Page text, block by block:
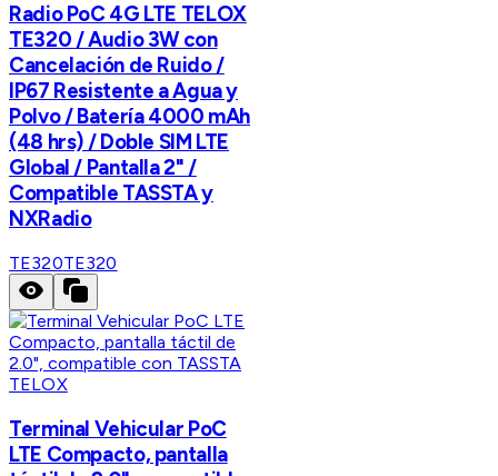
Radio PoC 4G LTE TELOX
TE320 / Audio 3W con
Cancelación de Ruido /
IP67 Resistente a Agua y
Polvo / Batería 4000 mAh
(48 hrs) / Doble SIM LTE
Global / Pantalla 2" /
Compatible TASSTA y
NXRadio
TE320TE320
TELOX
Terminal Vehicular PoC
LTE Compacto, pantalla